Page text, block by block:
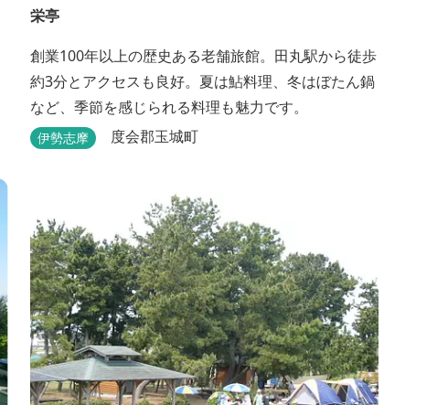
栄亭
創業100年以上の歴史ある老舗旅館。田丸駅から徒歩
約3分とアクセスも良好。夏は鮎料理、冬はぼたん鍋
など、季節を感じられる料理も魅力です。
伊勢志摩 度会郡玉城町